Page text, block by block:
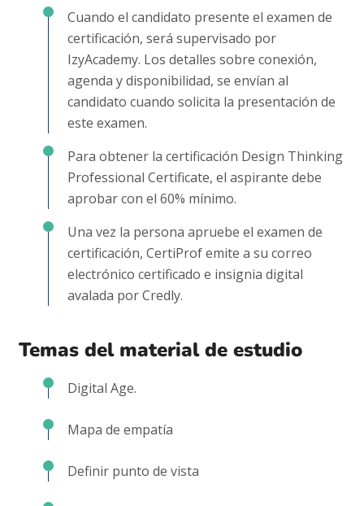
Cuando el candidato presente el examen de
certificación, será supervisado por
IzyAcademy. Los detalles sobre conexión,
agenda y disponibilidad, se envían al
candidato cuando solicita la presentación de
este examen.
Para obtener la certificación Design Thinking
Professional Certificate, el aspirante debe
aprobar con el 60% mínimo.
Una vez la persona apruebe el examen de
certificación, CertiProf emite a su correo
electrónico certificado e insignia digital
avalada por Credly.
Temas del material de estudio
Digital Age.
Mapa de empatía
Definir punto de vista